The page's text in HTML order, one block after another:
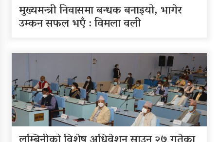
मुख्यमन्त्री निवासमा बन्धक बनाइयो, भागेर
उम्कन सफल भएँ : विमला वली